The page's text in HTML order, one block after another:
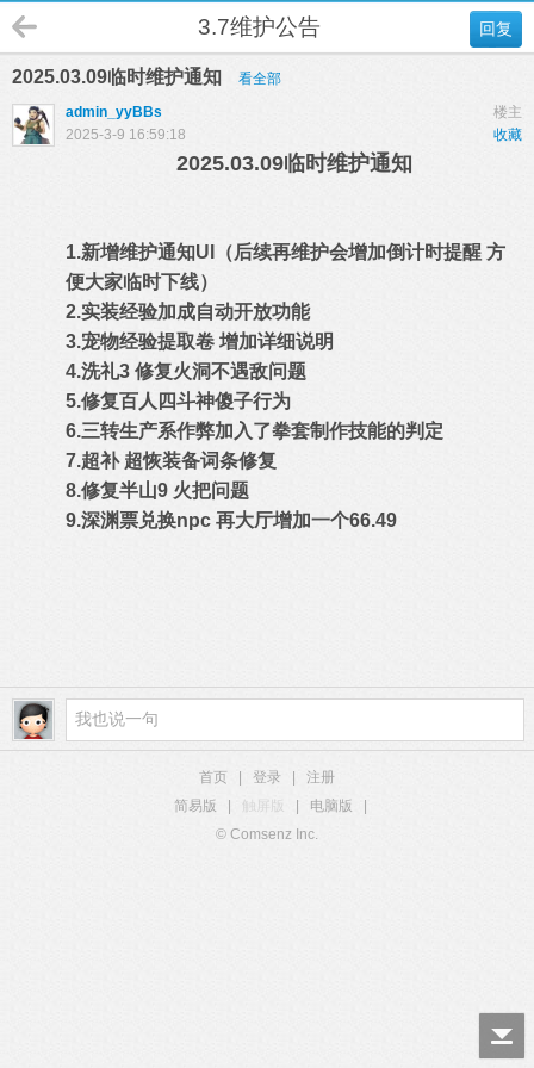
回复
3.7维护公告
2025.03.09临时维护通知
看全部
楼主
admin_yyBBs
收藏
2025-3-9 16:59:18
2025.03.09临时维护通知
1.新增维护通知UI（后续再维护会增加倒计时提醒 方
便大家临时下线）
2.实装经验加成自动开放功能
3.宠物经验提取卷 增加详细说明
4.洗礼3 修复火洞不遇敌问题
5.修复百人四斗神傻子行为
6.三转生产系作弊加入了拳套制作技能的判定
7.超补 超恢装备词条修复
8.修复半山9 火把问题
9.深渊票兑换npc 再大厅增加一个66.49
首页 登录
注册
简易版
触屏版 电脑版
© Comsenz Inc.